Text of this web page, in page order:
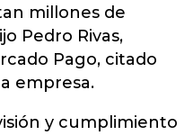
millones de
Pedro Rivas,
Pago, citado
empresa.
y cumplimiento